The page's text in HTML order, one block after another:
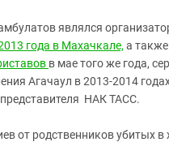
являлся
года в Махачкале, а также
в мае того же года,
Агачаул в 2013-2014
НАК ТАСС.
от родственников убитых в